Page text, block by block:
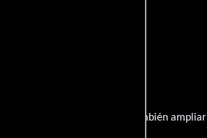
que publicamos y también ampliar